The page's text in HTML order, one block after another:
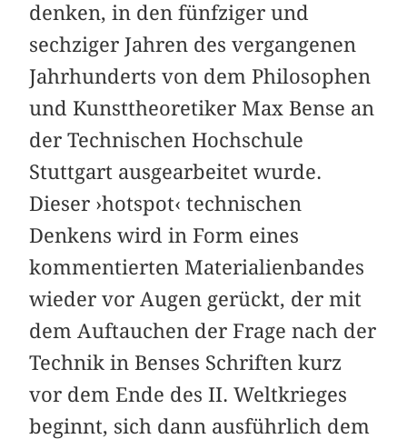
denken, in den fünfziger und
sechziger Jahren des vergangenen
Jahrhunderts von dem Philosophen
und Kunsttheoretiker Max Bense an
der Technischen Hochschule
Stuttgart ausgearbeitet wurde.
Dieser ›hotspot‹ technischen
Denkens wird in Form eines
kommentierten Materialienbandes
wieder vor Augen gerückt, der mit
dem Auftauchen der Frage nach der
Technik in Benses Schriften kurz
vor dem Ende des II. Weltkrieges
beginnt, sich dann ausführlich dem